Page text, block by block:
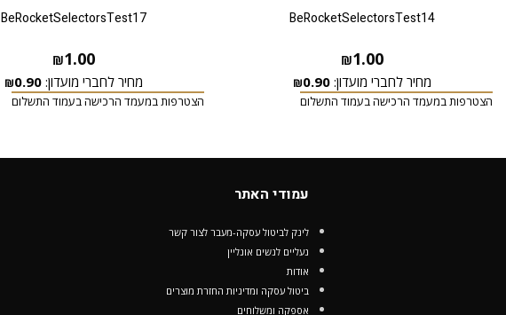
BeRocketSelectorsTest14
₪1.00
מחיר לחברי מועדון: ₪0.90
הצטרפות במעמד הרכישה בעמוד התשלום
BeRocketSelectorsTest17
₪1.00
מחיר לחברי מועדון: ₪0.90
הצטרפות במעמד הרכישה בעמוד התשלום
עמודי האתר
לינק לביטול עסקה-מעבר לצור קשר
נעליים לנשים אונליין
אודות
ביטול עסקה ומדיניות החזרת מוצרים
אספקה ומשלוחים